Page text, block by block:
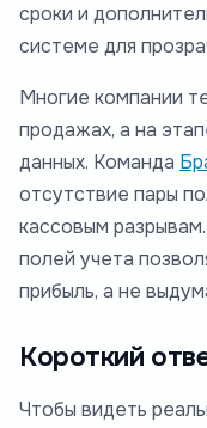
сроки и
системе для
Многие компании
продажах, а на
данных. Команда
отсутствие пары
кассовым
полей учета
прибыль, а не
Короткий
Чтобы видеть